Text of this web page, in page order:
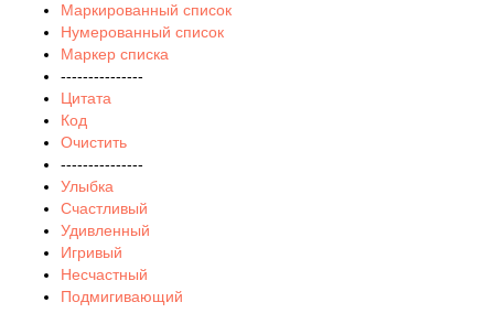
Маркированный список
Нумерованный список
Маркер списка
---------------
Цитата
Код
Очистить
---------------
Улыбка
Счастливый
Удивленный
Игривый
Несчастный
Подмигивающий